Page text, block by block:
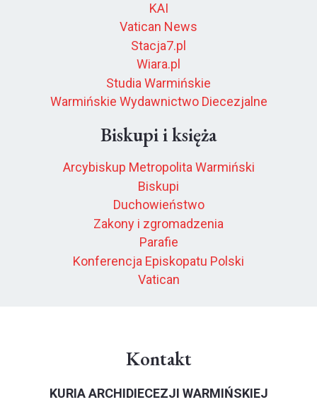
KAI
Vatican News
Stacja7.pl
Wiara.pl
Studia Warmińskie
Warmińskie Wydawnictwo Diecezjalne
Biskupi i księża
Arcybiskup Metropolita Warmiński
Biskupi
Duchowieństwo
Zakony i zgromadzenia
Parafie
Konferencja Episkopatu Polski
Vatican
Kontakt
KURIA ARCHIDIECEZJI WARMIŃSKIEJ